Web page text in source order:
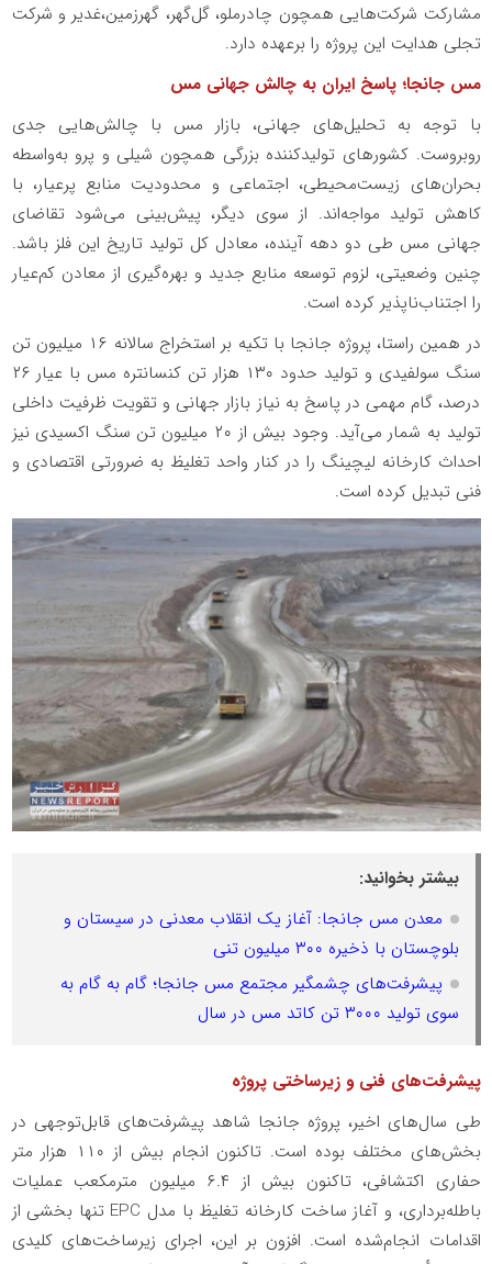
مشارکت شرکت‌هایی همچون چادرملو، گل‌گهر، گهرزمین،غدیر و شرکت
تجلی هدایت این پروژه را برعهده دارد.
مس جانجا؛ پاسخ ایران به چالش جهانی مس
با توجه به تحلیل‌های جهانی، بازار مس با چالش‌هایی جدی
روبروست. کشورهای تولیدکننده بزرگی همچون شیلی و پرو به‌واسطه
بحران‌های زیست‌محیطی، اجتماعی و محدودیت منابع پرعیار، با
کاهش تولید مواجه‌اند. از سوی دیگر، پیش‌بینی می‌شود تقاضای
جهانی مس طی دو دهه آینده، معادل کل تولید تاریخ این فلز باشد.
چنین وضعیتی، لزوم توسعه منابع جدید و بهره‌گیری از معادن کم‌عیار
را اجتناب‌ناپذیر کرده است.
در همین راستا، پروژه جانجا با تکیه بر استخراج سالانه ۱۶ میلیون تن
سنگ سولفیدی و تولید حدود ۱۳۰ هزار تن کنسانتره مس با عیار ۲۶
درصد، گام مهمی در پاسخ به نیاز بازار جهانی و تقویت ظرفیت داخلی
تولید به شمار می‌آید. وجود بیش از ۲۰ میلیون تن سنگ اکسیدی نیز
احداث کارخانه لیچینگ را در کنار واحد تغلیظ به ضرورتی اقتصادی و
فنی تبدیل کرده است.
بیشتر بخوانید:
معدن مس جانجا: آغاز یک انقلاب معدنی در سیستان و
بلوچستان با ذخیره ۳۰۰ میلیون تنی
پیشرفت‌های چشمگیر مجتمع مس جانجا؛ گام به گام به
سوی تولید ۳۰۰۰ تن کاتد مس در سال
پیشرفت‌های فنی و زیرساختی پروژه
طی سال‌های اخیر، پروژه جانجا شاهد پیشرفت‌های قابل‌توجهی در
بخش‌های مختلف بوده است. تاکنون انجام بیش از ۱۱۰ هزار متر
حفاری اکتشافی، تاکنون بیش از ۶.۴ میلیون مترمکعب عملیات
باطله‌برداری، و آغاز ساخت کارخانه تغلیظ با مدل EPC تنها بخشی از
اقدامات انجام‌شده است. افزون بر این، اجرای زیرساخت‌های کلیدی